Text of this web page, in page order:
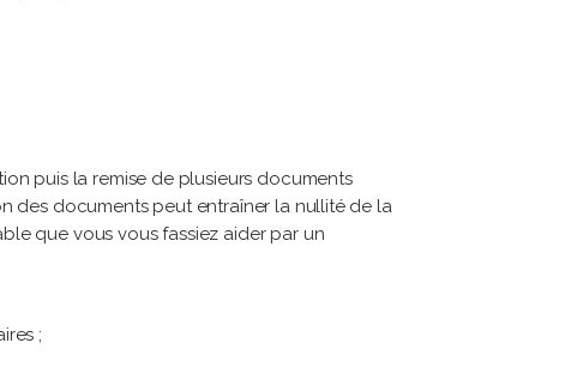
puis la remise de plusieurs documents
des documents peut entraîner la nullité de la
que vous vous fassiez aider par un
;